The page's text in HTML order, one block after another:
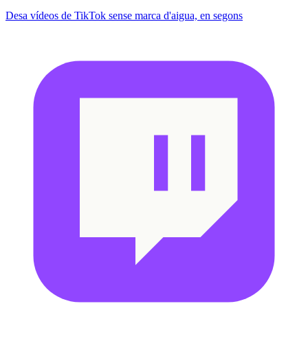
Desa vídeos de TikTok sense marca d'aigua, en segons